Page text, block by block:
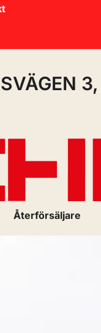
Återförsäljare